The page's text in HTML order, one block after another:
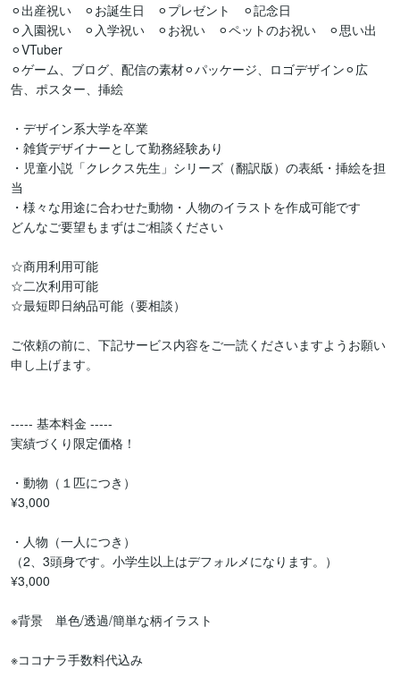
⚪︎出産祝い　⚪︎お誕生日　⚪︎プレゼント　⚪︎記念日
⚪︎入園祝い　⚪︎入学祝い　⚪︎お祝い　⚪︎ペットのお祝い　⚪︎思い出
⚪︎VTuber
⚪︎ゲーム、ブログ、配信の素材⚪︎パッケージ、ロゴデザイン⚪︎広
告、ポスター、挿絵
・デザイン系大学を卒業
・雑貨デザイナーとして勤務経験あり
・児童小説「クレクス先生」シリーズ（翻訳版）の表紙・挿絵を担
当
・様々な用途に合わせた動物・人物のイラストを作成可能です
どんなご要望もまずはご相談ください
☆商用利用可能
☆二次利用可能
☆最短即日納品可能（要相談）
ご依頼の前に、下記サービス内容をご一読くださいますようお願い
申し上げます。
----- 基本料金 -----
実績づくり限定価格！
・動物（１匹につき）
¥3,000
・人物（一人につき）
（2、3頭身です。小学生以上はデフォルメになります。）
¥3,000
※背景　単色/透過/簡単な柄イラスト
※ココナラ手数料代込み